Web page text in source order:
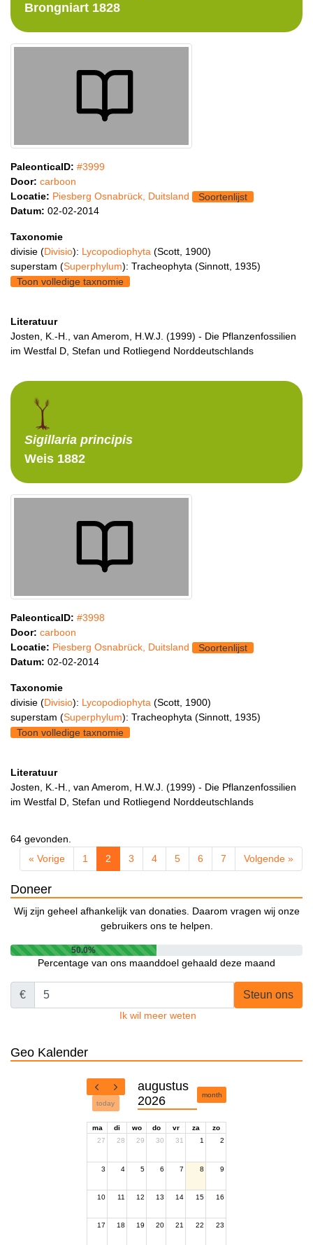
Brongniart 1828
PaleonticaID: #3999
Door: carboon
Locatie: Piesberg Osnabrück, Duitsland
Soortenlijst
Datum: 02-02-2014
Taxonomie
divisie (Divisio): Lycopodiophyta (Scott, 1900)
superstam (Superphylum): Tracheophyta (Sinnott, 1935)
Toon volledige taxnomie
Literatuur
Josten, K.-H., van Amerom, H.W.J. (1999) - Die Pflanzenfossilien
im Westfal D, Stefan und Rotliegend Norddeutschlands
Sigillaria principis
Weis 1882
PaleonticaID: #3998
Door: carboon
Locatie: Piesberg Osnabrück, Duitsland
Soortenlijst
Datum: 02-02-2014
Taxonomie
divisie (Divisio): Lycopodiophyta (Scott, 1900)
superstam (Superphylum): Tracheophyta (Sinnott, 1935)
Toon volledige taxnomie
Literatuur
Josten, K.-H., van Amerom, H.W.J. (1999) - Die Pflanzenfossilien
im Westfal D, Stefan und Rotliegend Norddeutschlands
64 gevonden.
« Vorige
1 2 3 4 5 6 7 Volgende »
Doneer
Wij zijn geheel afhankelijk van donaties. Daarom vragen wij onze
gebruikers ons te helpen.
50.0%
Percentage van ons maanddoel gehaald deze maand
€ Steun ons
Ik wil meer weten
Geo Kalender
today
augustus
2026
month
ma di wo do vr za
zo
27
28 29 30 31 1 2
3 4 5 6 7 8 9
10 11 12 13 14 15 16
17 18 19 20 21 22 23